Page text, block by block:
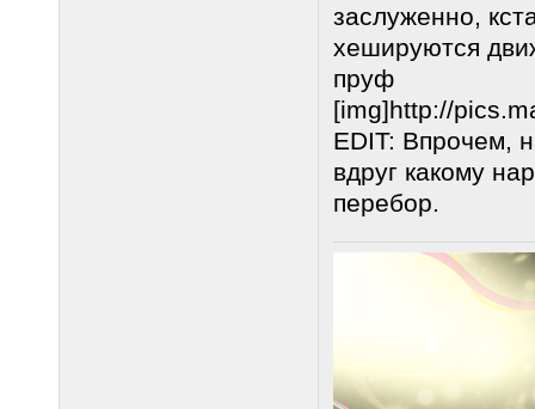
заслуженно,
хешируются
пруф
[img]http://
EDIT: Впрочем,
вдруг какому
перебор.